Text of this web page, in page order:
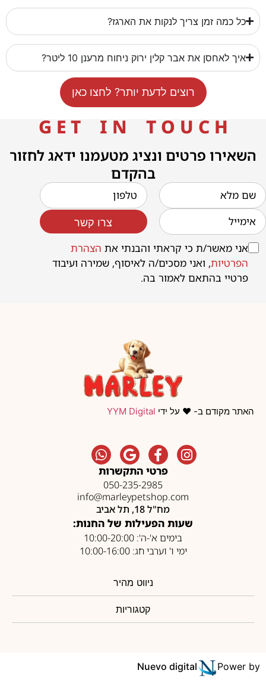
כל כמה זמן צריך לנקות את הארגז?
איך לאחסן את אבר קלין ירוק ניחוח מרענן 10 ליטר?
רוצים לדעת יותר? לחצו כאן
G E T I N T O U C H
השאירו פרטים ונציג מטעמנו ידאג לחזור
בהקדם
אני מאשר/ת כי קראתי והבנתי את הצהרת
הפרטיות, ואני מסכים/ה לאיסוף, שמירה ועיבוד
פרטיי בהתאם לאמור בה.
צרו קשר
האתר מקודם ב- ❤️ על ידי YYM Digital
פרטי התקשרות
050-235-2985
info@marleypetshop.com
מח"ל 18, תל אביב
שעות הפעילות של החנות:
בימים א'-ה': 10:00-20:00
ימי ו' וערבי חג: 10:00-16:00
ניווט מהיר
קטגוריות
Power by
Nuevo digital